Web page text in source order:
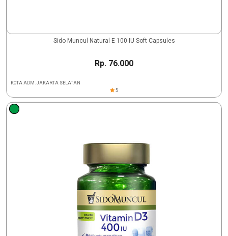
Sido Muncul Natural E 100 IU Soft Capsules
Rp. 76.000
KOTA ADM. JAKARTA SELATAN
5